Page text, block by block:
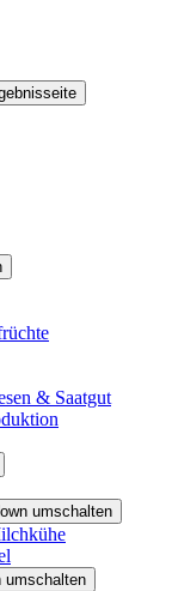
& Saatgut
umschalten
umschalten